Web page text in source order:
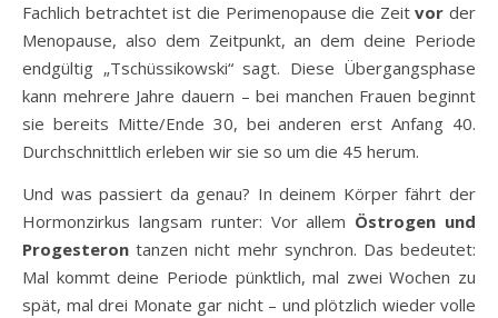
Fachlich betrachtet ist die Perimenopause die Zeitvor der
Menopause, also dem Zeitpunkt, an dem deine Periode
endgültig „Tschüssikowski“ sagt. Diese Übergangsphase
kann mehrere Jahre dauern – bei manchen Frauen beginnt
sie bereits Mitte/Ende 30, bei anderen erst Anfang 40.
Durchschnittlich erleben wir sie so um die 45 herum.
Und was passiert da genau? In deinem Körper fährt der
Hormonzirkus langsam runter: Vor allem Östrogen und
Progesteron tanzen nicht mehr synchron. Das bedeutet:
Mal kommt deine Periode pünktlich, mal zwei Wochen zu
spät, mal drei Monate gar nicht – und plötzlich wieder volle